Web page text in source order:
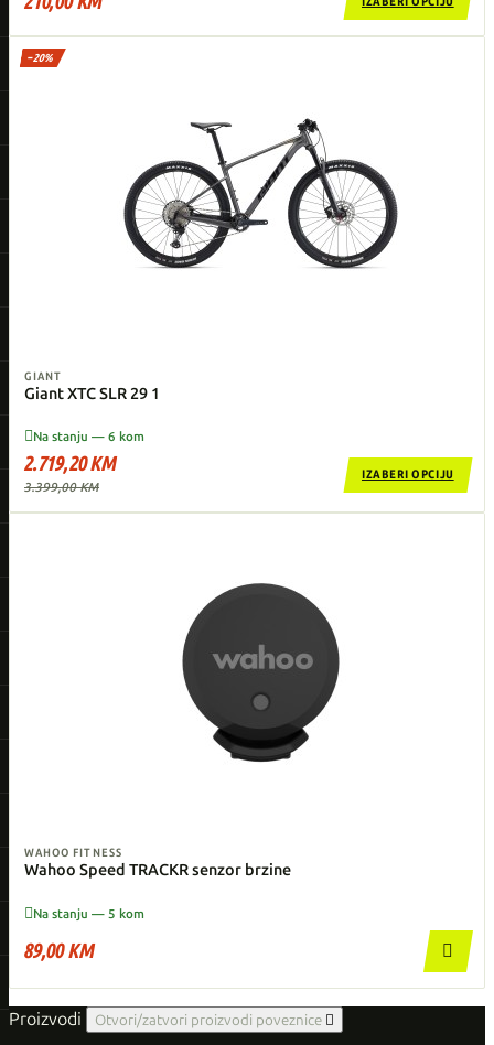
−20%
GIANT
Giant XTC SLR 29 1
Na stanju — 6 kom
2.719,20 KM
3.399,00 KM
IZABERI OPCIJU
WAHOO FITNESS
Wahoo Speed TRACKR senzor brzine
Na stanju — 5 kom
89,00 KM 
Proizvodi Otvori/zatvori proizvodi poveznice 